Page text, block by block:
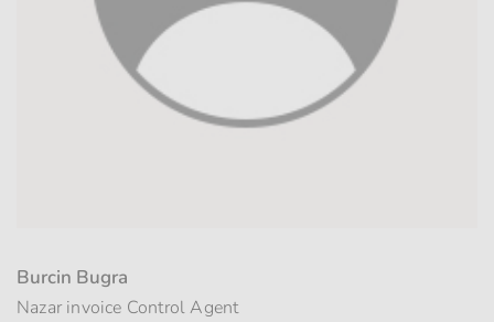
Burcin Bugra
Nazar invoice Control Agent